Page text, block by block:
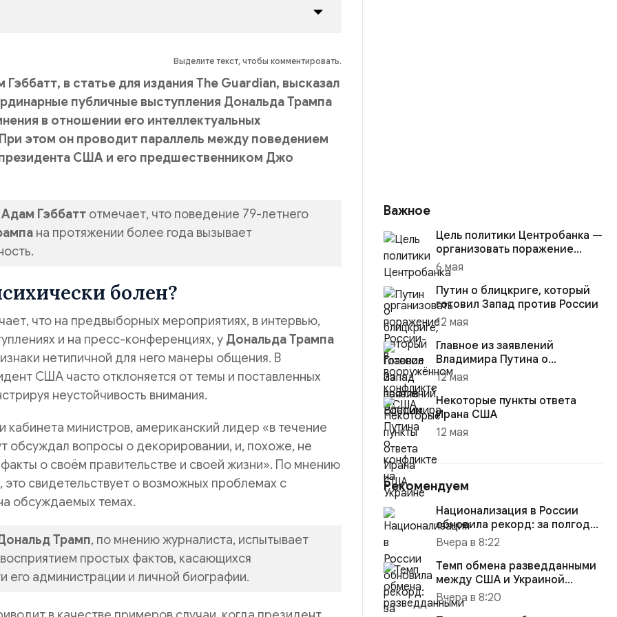
Выделите текст, чтобы комментировать.
в статье для издания The Guardian, высказал
публичные выступления Дональда Трампа
в отношении его интеллектуальных
этом он проводит параллель между поведением
США и его предшественником Джо
Адам Гэббатт отмечает, что поведение 79-летнего
на протяжении более года вызывает
болен?
что на предвыборных мероприятиях, в интервью,
и на пресс-конференциях, у Дональда Трампа
нетипичной для него манеры общения. В
США часто отклоняется от темы и поставленных
неустойчивость внимания.
кабинета министров, американский лидер «в течение
обсуждал вопросы о декорировании, и, похоже, не
о своём правительстве и своей жизни». По мнению
, это свидетельствует о возможных проблемах с
обсуждаемых темах.
Трамп, по мнению журналиста, испытывает
простых фактов, касающихся
его администрации и личной биографии.
Важное
Цель политики Центробанка —
организовать поражение
России в вооружённом
конфликте с США
6 мая
Путин о блицкриге, который
готовил Запад против России
12 мая
Главное из заявлений
Владимира Путина о
конфликте на Украине
12 мая
Некоторые пункты ответа
Ирана США
12 мая
Рекомендуем
Национализация в России
обновила рекорд: за полгода
изъято активов на $10,16...
Вчера в 8:22
Темп обмена разведданными
между США и Украиной
восстановился до прежнего
уро...
Вчера в 8:20